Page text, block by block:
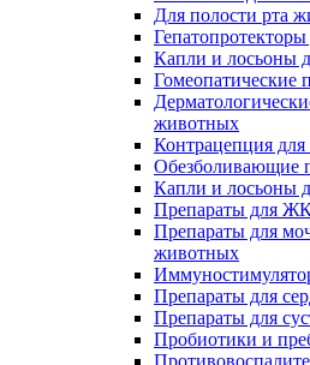
Для полости рта
Капли и лосьоны
Гомеопатические
животных
Контрацепция
Обезболивающие
Капли и лосьоны
Препараты для
Препараты для
животных
Препараты для
Препараты для
Пробиотики и